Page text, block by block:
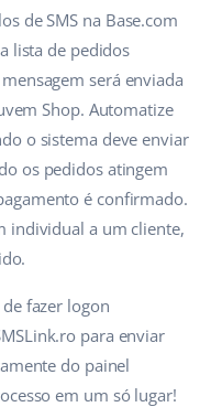
de SMS na Base.com
lista de pedidos
será enviada
Shop. Automatize
o sistema deve enviar
os pedidos atingem
é confirmado.
individual a um cliente,
fazer logon
para enviar
do painel
em um só lugar!